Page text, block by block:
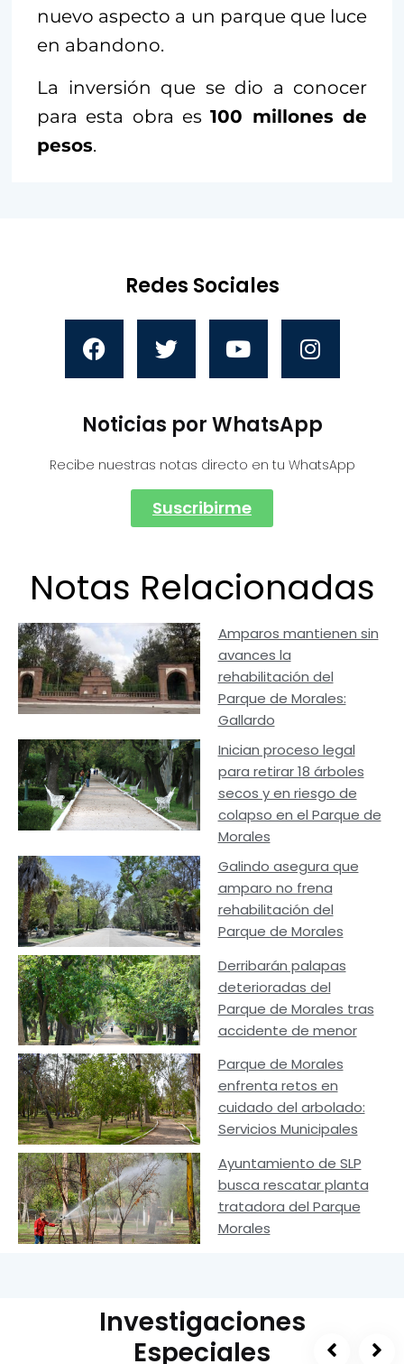
nuevo aspecto a un parque que luce
en abandono.
La inversión que se dio a conocer
para esta obra es100 millones de
pesos.
Redes Sociales
Noticias por WhatsApp
Recibe nuestras notas directo en tu WhatsApp
Suscribirme
Notas Relacionadas
Amparos mantienen sin
avances la
rehabilitación del
Parque de Morales:
Gallardo
Inician proceso legal
para retirar 18 árboles
secos y en riesgo de
colapso en el Parque de
Morales
Galindo asegura que
amparo no frena
rehabilitación del
Parque de Morales
Derribarán palapas
deterioradas del
Parque de Morales tras
accidente de menor
Parque de Morales
enfrenta retos en
cuidado del arbolado:
Servicios Municipales
Ayuntamiento de SLP
busca rescatar planta
tratadora del Parque
Morales
Investigaciones
Especiales